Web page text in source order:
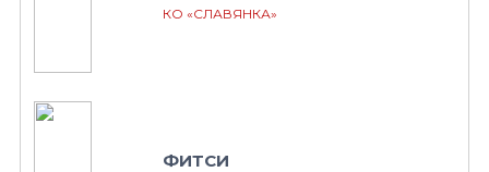
КО «СЛАВЯНКА»
ФИТСИ